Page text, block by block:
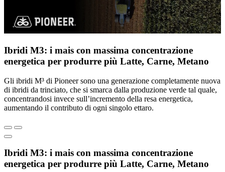
Ibridi M3: i mais con massima concentrazione
energetica per produrre più Latte, Carne, Metano
Gli ibridi M³ di Pioneer sono una generazione completamente nuova
di ibridi da trinciato, che si smarca dalla produzione verde tal quale,
concentrandosi invece sull’incremento della resa energetica,
aumentando il contributo di ogni singolo ettaro.
Ibridi M3: i mais con massima concentrazione
energetica per produrre più Latte, Carne, Metano